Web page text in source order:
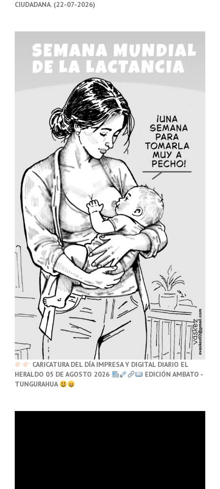
CIUDADANA. (22-07-2026)
CARICATURA DEL DÍA IMPRESA Y DIGITAL DIARIO EL
HERALDO 05 DE AGOSTO 2026
EDICIÓN AMBATO -
TUNGURAHUA